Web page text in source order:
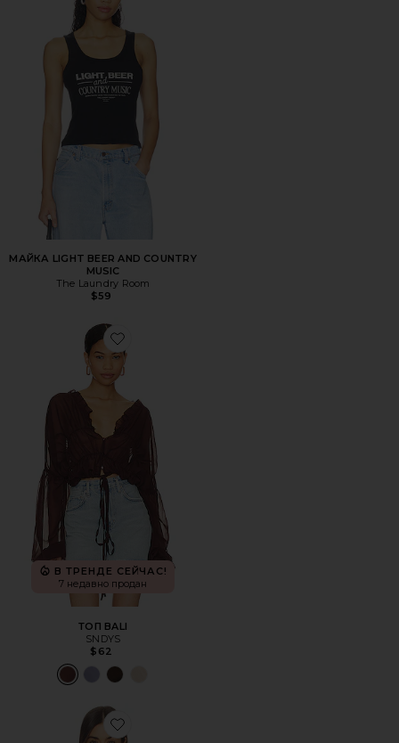
МАЙКА LIGHT BEER AND COUNTRY
MUSIC
The Laundry Room
$59
Favorite ТОП BALI
В ТРЕНДЕ СЕЙЧАС!
7 недавно продан
ТОП BALI
SNDYS
$62
Favorite ТОП С ЦЕЛЬНЫМ РУКАВОМ IT'S BIGGER IN